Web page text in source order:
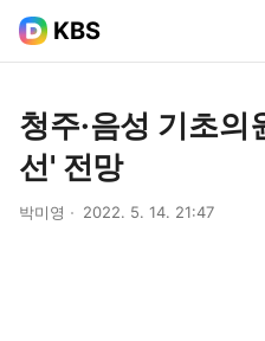
KBS
청주·음성 기초
선' 전망
박미영 2022. 5. 14. 21:47